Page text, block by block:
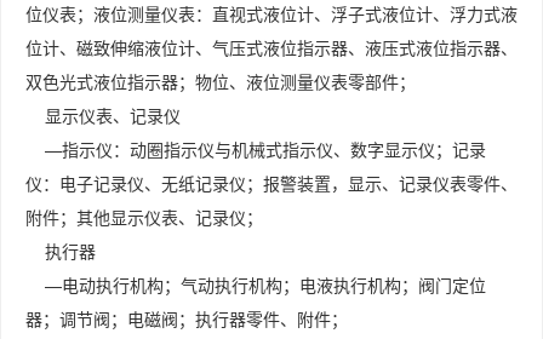
位仪表；液位测量仪表：直视式液位计、浮子式液位计、浮力式液
位计、磁致伸缩液位计、气压式液位指示器、液压式液位指示器、
双色光式液位指示器；物位、液位测量仪表零部件；
显示仪表、记录仪
—指示仪：动圈指示仪与机械式指示仪、数字显示仪；记录
仪：电子记录仪、无纸记录仪；报警装置，显示、记录仪表零件、
附件；其他显示仪表、记录仪；
执行器
—电动执行机构；气动执行机构；电液执行机构；阀门定位
器；调节阀；电磁阀；执行器零件、附件；